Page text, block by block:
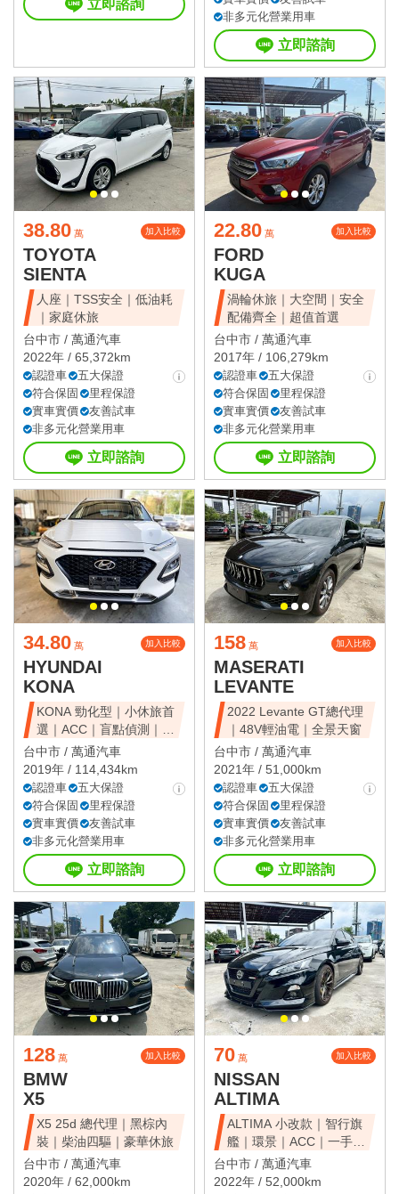
立即諮詢
非多元化營業用車
立即諮詢
38.80 萬 加入比較
TOYOTA
SIENTA
人座｜TSS安全｜低油耗
｜家庭休旅
台中市 / 萬通汽車
2022年 / 65,372km
認證車
五大保證
符合保固
里程保證
實車實價
友善試車
非多元化營業用車
立即諮詢
22.80 萬 加入比較
FORD
KUGA
渦輪休旅｜大空間｜安全
配備齊全｜超值首選
台中市 / 萬通汽車
2017年 / 106,279km
認證車
五大保證
符合保固
里程保證
實車實價
友善試車
非多元化營業用車
立即諮詢
34.80 萬 加入比較
HYUNDAI
KONA
KONA 勁化型｜小休旅首
選｜ACC｜盲點偵測｜省
油好開
台中市 / 萬通汽車
2019年 / 114,434km
認證車
五大保證
符合保固
里程保證
實車實價
友善試車
非多元化營業用車
立即諮詢
158 萬 加入比較
MASERATI
LEVANTE
2022 Levante GT總代理
｜48V輕油電｜全景天窗
台中市 / 萬通汽車
2021年 / 51,000km
認證車
五大保證
符合保固
里程保證
實車實價
友善試車
非多元化營業用車
立即諮詢
128 萬 加入比較
BMW
X5
X5 25d 總代理｜黑棕內
裝｜柴油四驅｜豪華休旅
台中市 / 萬通汽車
2020年 / 62,000km
70 萬 加入比較
NISSAN
ALTIMA
ALTIMA 小改款｜智行旗
艦｜環景｜ACC｜一手美
車
台中市 / 萬通汽車
2022年 / 52,000km